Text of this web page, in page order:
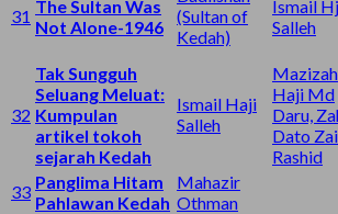
31 The Sultan Was
Not Alone-1946
(Sultan of
Kedah)
Ismail Hj
Salleh
32
Tak Sungguh
Seluang Meluat:
Kumpulan
artikel tokoh
sejarah Kedah
Ismail Haji
Salleh
Mazizah
Haji Md
Daru,
Dato
Rashid
33 Panglima Hitam
Pahlawan Kedah
Mahazir
Othman